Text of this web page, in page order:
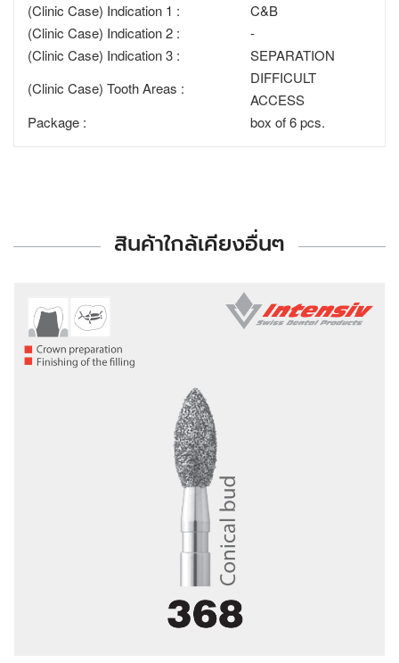
(Clinic Case) Indication 1 :
C&B
(Clinic Case) Indication 2 :
-
(Clinic Case) Indication 3 :
SEPARATION
(Clinic Case) Tooth Areas :
DIFFICULT
ACCESS
Package :
box of 6 pcs.
สินค้าใกล้เคียงอื่นๆ